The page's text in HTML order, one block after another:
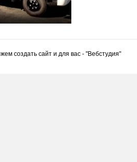
создать сайт и для вас - "Вебстудия"